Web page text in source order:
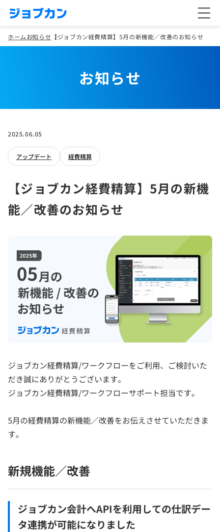
ホームお知らせ 【ジョブカン経費精算】5月の新機能／改善のお知らせ
お知らせ
2025.06.05
アップデート 経費精算
【ジョブカン経費精算】5月の新機
能／改善のお知らせ
ジョブカン経費精算/ワークフローをご利用、ご検討いた
だき誠にありがとうございます。
ジョブカン経費精算/ワークフローサポート担当です。
5月の経費精算の新機能／改善をお伝えさせていただきま
す。
新規機能／改善
ジョブカン会計へAPIを利用しての仕訳デー
タ連携が可能になりました